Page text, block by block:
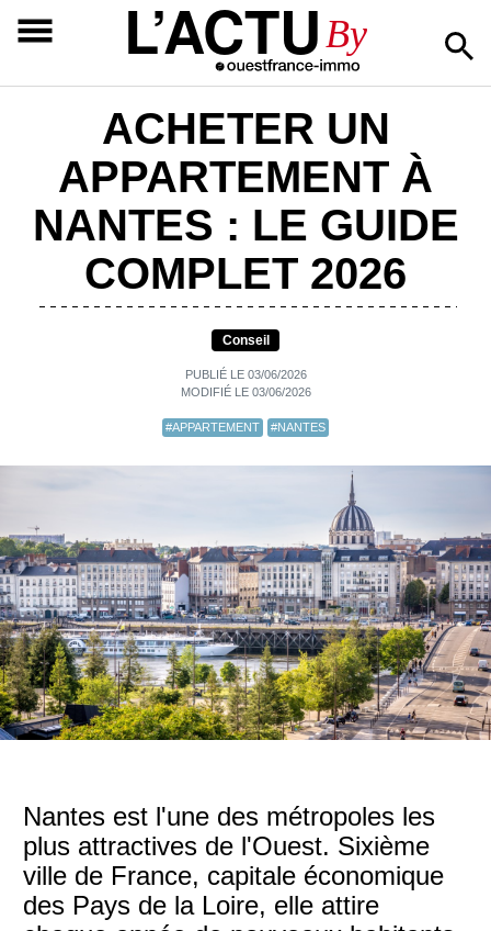
L’ACTUBy
ACHETER UN
APPARTEMENT À
NANTES : LE GUIDE
COMPLET 2026
Conseil
PUBLIÉ LE 03/06/2026
MODIFIÉ LE 03/06/2026
#APPARTEMENT #NANTES
Nantes est l'une des métropoles les
plus attractives de l'Ouest. Sixième
ville de France, capitale économique
des Pays de la Loire, elle attire